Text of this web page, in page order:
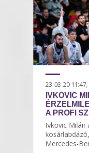
23-03-20
IVKOVIC
A PROFI
Ivkovic Milán
Mercedes-